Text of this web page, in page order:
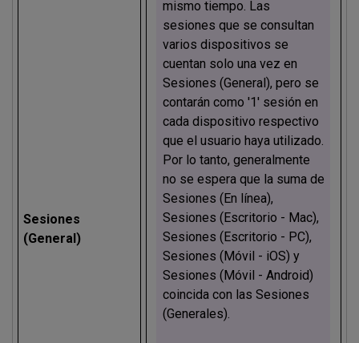
Sesiones
(General)
mismo tiempo. Las
sesiones que se consultan
varios dispositivos se
cuentan solo una vez en
Sesiones (General), pero se
contarán como '1' sesión en
cada dispositivo respectivo
que el usuario haya utilizado.
Por lo tanto, generalmente
no se espera que la suma de
Sesiones (En línea),
Sesiones (Escritorio - Mac),
Sesiones (Escritorio - PC),
Sesiones (Móvil - iOS) y
Sesiones (Móvil - Android)
coincida con las Sesiones
(Generales).